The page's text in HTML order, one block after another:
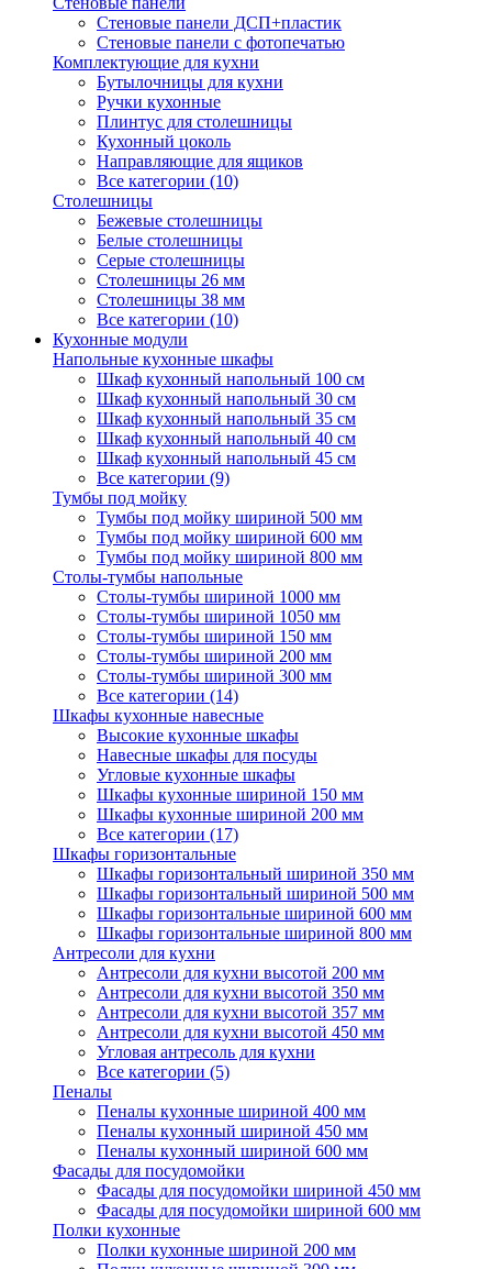
Стеновые панели ДСП+пластик
Стеновые панели с фотопечатью
Комплектующие для кухни
Бутылочницы для кухни
Ручки кухонные
Плинтус для столешницы
Кухонный цоколь
Направляющие для ящиков
Все категории (10)
Столешницы
Бежевые столешницы
Белые столешницы
Серые столешницы
Столешницы 26 мм
Столешницы 38 мм
Все категории (10)
Кухонные модули
Напольные кухонные шкафы
Шкаф кухонный напольный 100 см
Шкаф кухонный напольный 30 см
Шкаф кухонный напольный 35 см
Шкаф кухонный напольный 40 см
Шкаф кухонный напольный 45 см
Все категории (9)
Тумбы под мойку
Тумбы под мойку шириной 500 мм
Тумбы под мойку шириной 600 мм
Тумбы под мойку шириной 800 мм
Столы-тумбы напольные
Столы-тумбы шириной 1000 мм
Столы-тумбы шириной 1050 мм
Столы-тумбы шириной 150 мм
Столы-тумбы шириной 200 мм
Столы-тумбы шириной 300 мм
Все категории (14)
Шкафы кухонные навесные
Высокие кухонные шкафы
Навесные шкафы для посуды
Угловые кухонные шкафы
Шкафы кухонные шириной 150 мм
Шкафы кухонные шириной 200 мм
Все категории (17)
Шкафы горизонтальные
Шкафы горизонтальный шириной 350 мм
Шкафы горизонтальный шириной 500 мм
Шкафы горизонтальные шириной 600 мм
Шкафы горизонтальные шириной 800 мм
Антресоли для кухни
Антресоли для кухни высотой 200 мм
Антресоли для кухни высотой 350 мм
Антресоли для кухни высотой 357 мм
Антресоли для кухни высотой 450 мм
Угловая антресоль для кухни
Все категории (5)
Пеналы
Пеналы кухонные шириной 400 мм
Пеналы кухонный шириной 450 мм
Пеналы кухонный шириной 600 мм
Фасады для посудомойки
Фасады для посудомойки шириной 450 мм
Фасады для посудомойки шириной 600 мм
Полки кухонные
Полки кухонные шириной 200 мм